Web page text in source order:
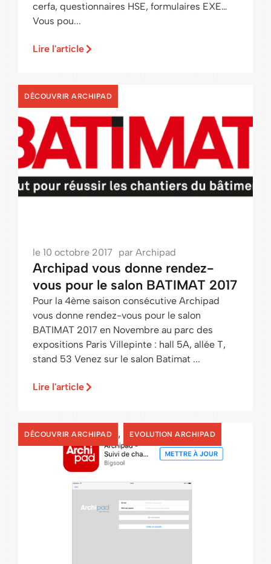
cerfa, questionnaires HSE, formulaires EXE…
Vous pou...
Lire l'article
DÉCOUVRIR ARCHIPAD
le 10 octobre 2017 par Archipad
Archipad vous donne rendez-
vous pour le salon BATIMAT 2017
Pour la 4ème saison consécutive Archipad
vous donne rendez-vous pour le salon
BATIMAT 2017 en Novembre au parc des
expositions Paris Villepinte : hall 5A, allée T,
stand 53 Venez sur le salon Batimat ...
Lire l'article
DÉCOUVRIR ARCHIPAD , EVOLUTION ARCHIPAD